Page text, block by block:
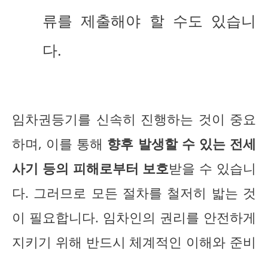
류를 제출해야 할 수도 있습니
다.
임차권등기를 신속히 진행하는 것이 중요
하며, 이를 통해 향후 발생할 수 있는 전세
사기 등의 피해로부터 보호받을 수 있습니
다. 그러므로 모든 절차를 철저히 밟는 것
이 필요합니다. 임차인의 권리를 안전하게
지키기 위해 반드시 체계적인 이해와 준비